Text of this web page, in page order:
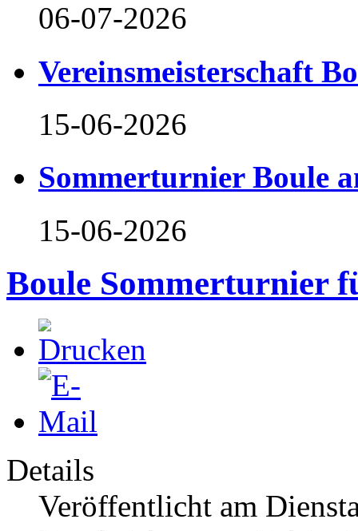
06-07-2026
Vereinsmeisterschaft
15-06-2026
Sommerturnier Boule
15-06-2026
Boule Sommerturnier
Details
Veröffentlicht am